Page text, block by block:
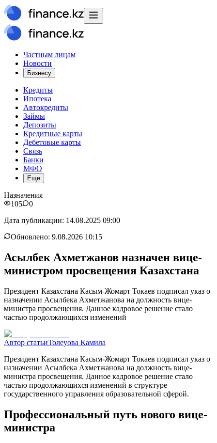
Частным лицам
Новости
Бизнесу
Кредиты
Ипотека
Автокредиты
Займы
Депозиты
Кредитные карты
Дебетовые карты
Связь
Банки
МФО
Еще
Назначения
105
0
Дата публикации: 14.08.2025 09:00
Обновлено: 9.08.2026 10:15
Асылбек Ахметжанов назначен вице-
министром просвещения Казахстана
Президент Казахстана Касым-Жомарт Токаев подписал указ о
назначении Асылбека Ахметжанова на должность вице-
министра просвещения. Данное кадровое решение стало
частью продолжающихся изменений
Автор статьиТолеуова Камила
Президент Казахстана Касым-Жомарт Токаев подписал указ о
назначении Асылбека Ахметжанова на должность вице-
министра просвещения. Данное кадровое решение стало
частью продолжающихся изменений в структуре
государственного управления образовательной сферой.
Профессиональный путь нового вице-
министра